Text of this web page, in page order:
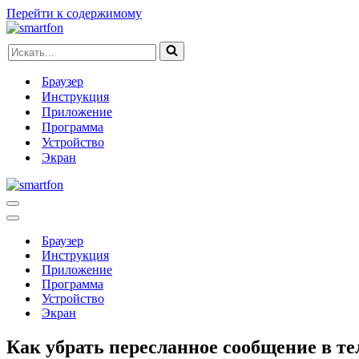
Перейти к содержимому
Искать...
Браузер
Инструкция
Приложение
Программа
Устройство
Экран
Меню
навигации
Меню
навигацииБраузер
Инструкция
Приложение
Программа
Устройство
Экран
Как убрать пересланное сообщение в